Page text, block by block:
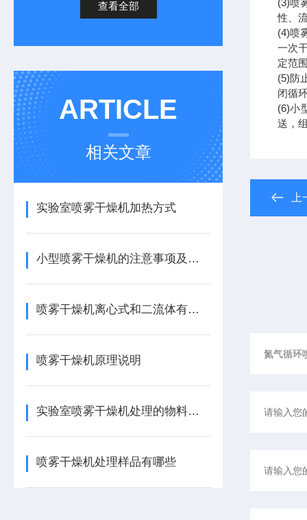
查看全部
ARTICLE
相关文章
实验室喷雾干燥机加热方式
小型喷雾干燥机的注意事项及安全隐患
喷雾干燥机离心式和二流体有什么区别
喷雾干燥机原理说明
实验室喷雾干燥机处理的物料有哪些
喷雾干燥机处理样品有哪些
(3)喷
性、
(4)喷
一次
定范
(5)防
闭循
(6)小
送，